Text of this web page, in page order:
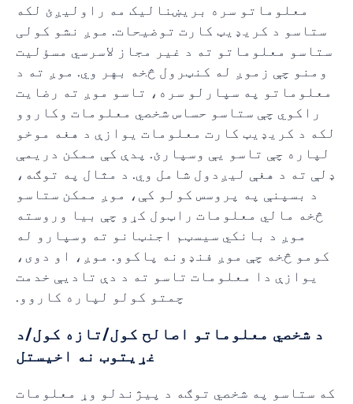
معلوماتو سره بریښنالیک مه راولیږئ لکه
ستاسو د کریډیټ کارت توضیحات. موږ نشو کولی
ستاسو معلوماتو ته د غیر مجاز لاسرسي مسؤلیت
ومنو چې زموږ له کنټرول څخه بهر وي. موږ ته د
معلوماتو په سپارلو سره، تاسو موږ ته رضايت
راکوي چې ستاسو حساس شخصي معلومات وکاروو
لکه د کریډیټ کارت معلومات یوازې د هغه موخو
لپاره چې تاسو یې وسپارئ. پدې کې ممکن دریمې
ډلې ته د هغې لیږدول شامل وي. د مثال په توګه،
د بسپنې په پروسس کولو کې، موږ ممکن ستاسو
څخه مالي معلومات راټول کړو چې بیا وروسته
موږ د بانکي سیسټم اجنټانو ته وسپارو له
کومو څخه چې موږ فنډونه پاکوو. موږ، او دوی،
یوازې دا معلومات تاسو ته د دې تادیې خدمت
چمتو کولو لپاره کاروو.
د شخصي معلوماتو اصالح کول/تازه کول/د
غړیتوب نه اخیستل
که ستاسو په شخصي توګه د پیژندلو وړ معلومات